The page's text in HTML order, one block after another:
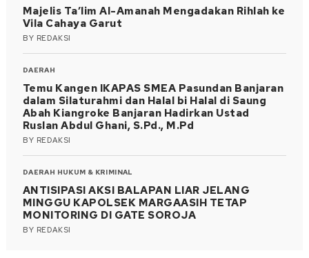
Majelis Ta’lim Al-Amanah Mengadakan Rihlah ke
Vila Cahaya Garut
BY REDAKSI
DAERAH
Temu Kangen IKAPAS SMEA Pasundan Banjaran
dalam Silaturahmi dan Halal bi Halal di Saung
Abah Kiangroke Banjaran Hadirkan Ustad
Ruslan Abdul Ghani, S.Pd., M.Pd
BY REDAKSI
DAERAH HUKUM & KRIMINAL
ANTISIPASI AKSI BALAPAN LIAR JELANG
MINGGU KAPOLSEK MARGAASIH TETAP
MONITORING DI GATE SOROJA
BY REDAKSI